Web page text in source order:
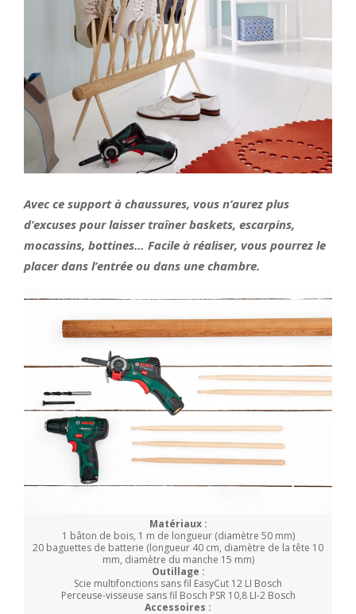
Avec ce support à chaussures, vous n’aurez plus
d’excuses pour laisser traîner baskets, escarpins,
mocassins, bottines… Facile à réaliser, vous pourrez le
placer dans l’entrée ou dans une chambre.
Matériaux :
1 bâton de bois, 1 m de longueur (diamètre 50 mm)
20 baguettes de batterie (longueur 40 cm, diamètre de la tête 10
mm, diamètre du manche 15 mm)
Outillage :
Scie multifonctions sans fil EasyCut 12 LI Bosch
Perceuse-visseuse sans fil Bosch PSR 10,8 LI-2 Bosch
Accessoires :